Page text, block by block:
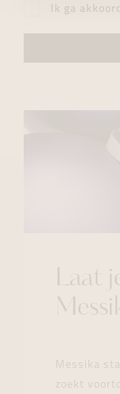
Ik ga
Laat
Messika
zoekt